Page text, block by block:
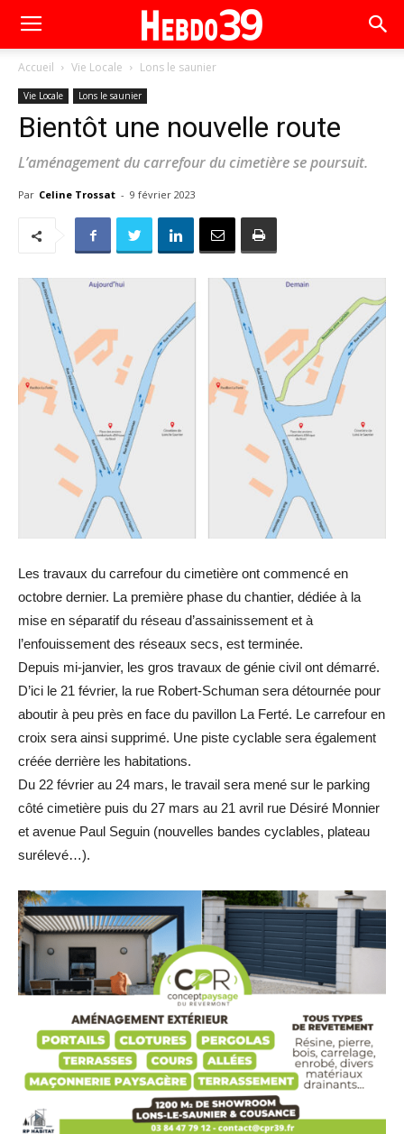
Accueil Vie Locale Lons le saunier
Vie Locale Lons le saunier
Bientôt une nouvelle route
L’aménagement du carrefour du cimetière se poursuit.
Par Celine Trossat - 9 février 2023
Les travaux du carrefour du cimetière ont commencé en
octobre dernier. La première phase du chantier, dédiée à la
mise en séparatif du réseau d’assainissement et à
l’enfouissement des réseaux secs, est terminée.
Depuis mi-janvier, les gros travaux de génie civil ont démarré.
D’ici le 21 février, la rue Robert-Schuman sera détournée pour
aboutir à peu près en face du pavillon La Ferté. Le carrefour en
croix sera ainsi supprimé. Une piste cyclable sera également
créée derrière les habitations.
Du 22 février au 24 mars, le travail sera mené sur le parking
côté cimetière puis du 27 mars au 21 avril rue Désiré Monnier
et avenue Paul Seguin (nouvelles bandes cyclables, plateau
surélevé…).